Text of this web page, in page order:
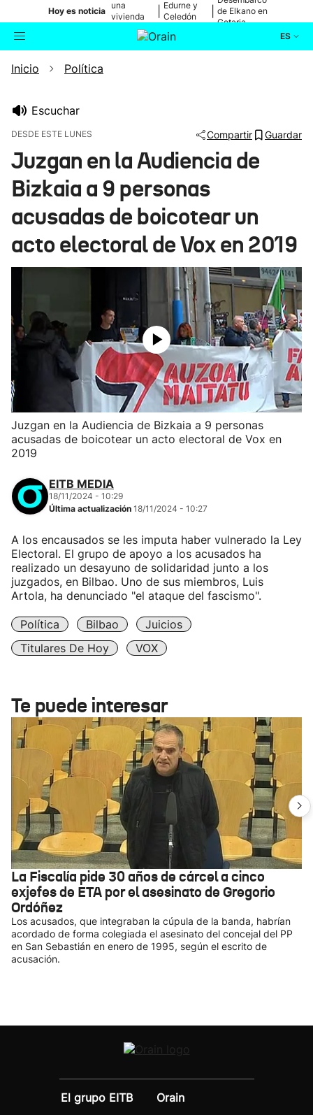
Hoy es noticia
una
vivienda
de Bilbao
Edurne y
Celedón
de Elkano en
Getaria
ES
Buscador
Ikusmiran
Eguraldia
Inicio Política
Escuchar
DESDE ESTE LUNES Compartir Guardar
Juzgan en la Audiencia de
Bizkaia a 9 personas
acusadas de boicotear un
acto electoral de Vox en 2019
Juzgan en la Audiencia de Bizkaia a 9 personas
acusadas de boicotear un acto electoral de Vox en
2019
EITB MEDIA
18/11/2024 - 10:29
Última actualización 18/11/2024 - 10:27
A los encausados se les imputa haber vulnerado la Ley
Electoral. El grupo de apoyo a los acusados ha
realizado un desayuno de solidaridad junto a los
juzgados, en Bilbao. Uno de sus miembros, Luis
Artola, ha denunciado "el ataque del fascismo".
Política Bilbao
Juicios
Titulares De Hoy
VOX
Te puede interesar
La Fiscalía pide 30 años de cárcel a cinco
exjefes de ETA por el asesinato de Gregorio
Ordóñez
Los acusados, que integraban la cúpula de la banda, habrían
acordado de forma colegiada el asesinato del concejal del PP
en San Sebastián en enero de 1995, según el escrito de
acusación.
El grupo EITB
Orain